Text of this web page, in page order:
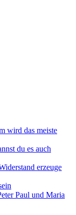
wird das meiste
du es auch
erzeuge
Paul und Maria